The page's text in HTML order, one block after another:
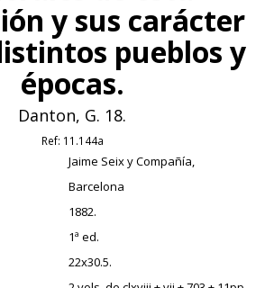
y sus carácter
pueblos y
épocas.
Danton, G. 18.
Ref: 11.144a
Jaime Seix y Compañía,
Barcelona
1882.
1ª ed.
22x30.5.